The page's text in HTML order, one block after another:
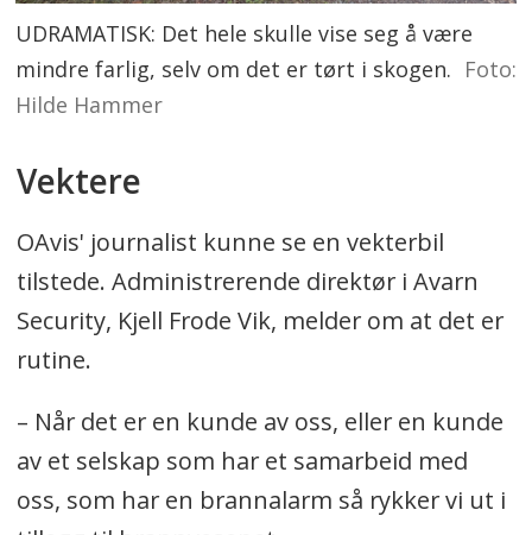
UDRAMATISK: Det hele skulle vise seg å være
mindre farlig, selv om det er tørt i skogen. Foto:
Hilde Hammer
Vektere
OAvis' journalist kunne se en vekterbil
tilstede. Administrerende direktør i Avarn
Security, Kjell Frode Vik, melder om at det er
rutine.
– Når det er en kunde av oss, eller en kunde
av et selskap som har et samarbeid med
oss, som har en brannalarm så rykker vi ut i